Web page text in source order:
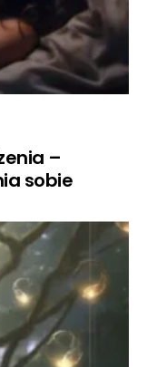
–
sobie